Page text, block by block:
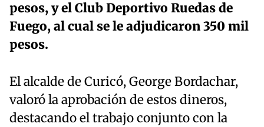
pesos, y el Club Deportivo Ruedas de
Fuego, al cual se le adjudicaron 350 mil
pesos.
El alcalde de Curicó, George Bordachar,
valoró la aprobación de estos dineros,
destacando el trabajo conjunto con la